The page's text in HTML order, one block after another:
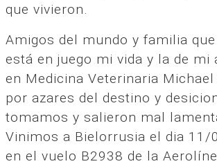
que vivieron.
Amigos del mundo y familia
está en juego mi vida y la de mi
en Medicina Veterinaria Michael
por azares del destino y
tomamos y salieron mal
Vinimos a Bielorrusia el dia 11/
en el vuelo B2938 de la